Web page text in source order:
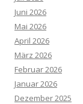
Juni 2026
Mai 2026
April 2026
März 2026
Februar 2026
Januar 2026
Dezember 2025